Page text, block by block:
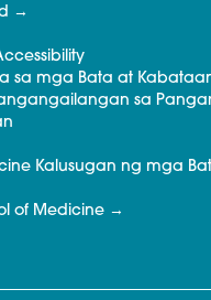
sa mga Bata at
sa
Kalusugan ng mga
of Medicine